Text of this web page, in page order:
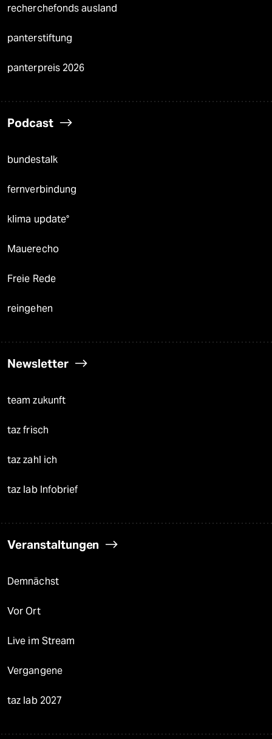
recherchefonds ausland
panterstiftung
panterpreis 2026
Podcast
bundestalk
fernverbindung
klima update°
Mauerecho
Freie Rede
reingehen
Newsletter
team zukunft
taz frisch
taz zahl ich
taz lab Infobrief
Veranstaltungen
Demnächst
Vor Ort
Live im Stream
Vergangene
taz lab 2027